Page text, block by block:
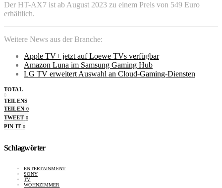
Der HT-AX7 ist ab August 2023 zu einem Preis von 549 Euro
erhältlich.
Weitere News aus der Branche:
Apple TV+ jetzt auf Loewe TVs verfügbar
Amazon Luna im Samsung Gaming Hub
LG TV erweitert Auswahl an Cloud-Gaming-Diensten
TOTAL
0
TEILENS
TEILEN 0
TWEET 0
PIN IT 0
Schlagwörter
ENTERTAINMENT
SONY
TV
WOHNZIMMER